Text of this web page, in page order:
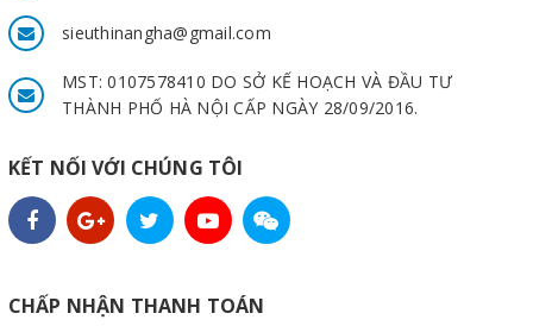
sieuthinangha@gmail.com
MST: 0107578410 DO SỞ KẾ HOẠCH VÀ ĐẦU TƯ
THÀNH PHỐ HÀ NỘI CẤP NGÀY 28/09/2016.
KẾT NỐI VỚI CHÚNG TÔI
CHẤP NHẬN THANH TOÁN